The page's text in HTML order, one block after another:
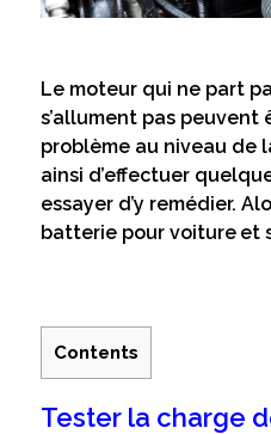
Le moteur qui ne part
s’allument pas peuvent
problème au niveau de
ainsi d’effectuer
essayer d’y remédier.
batterie pour voiture et
Contents
Tester la charge